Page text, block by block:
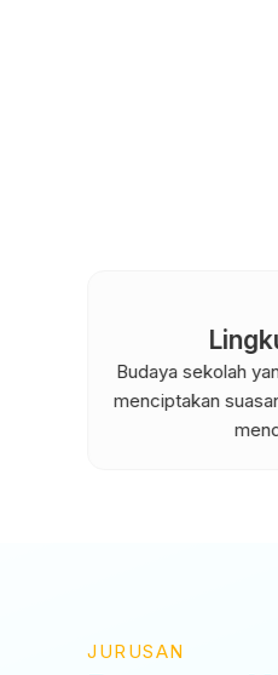
Budaya sekolah
menciptakan
JURUSAN